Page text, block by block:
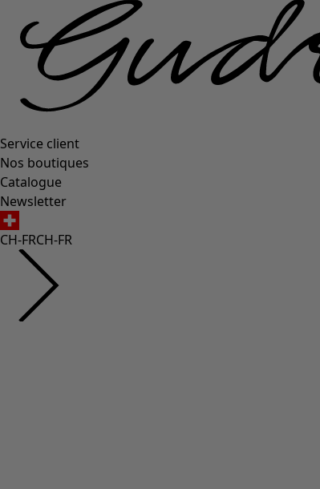
Service client
Nos boutiques
Catalogue
Newsletter
CH-FRCH-FR